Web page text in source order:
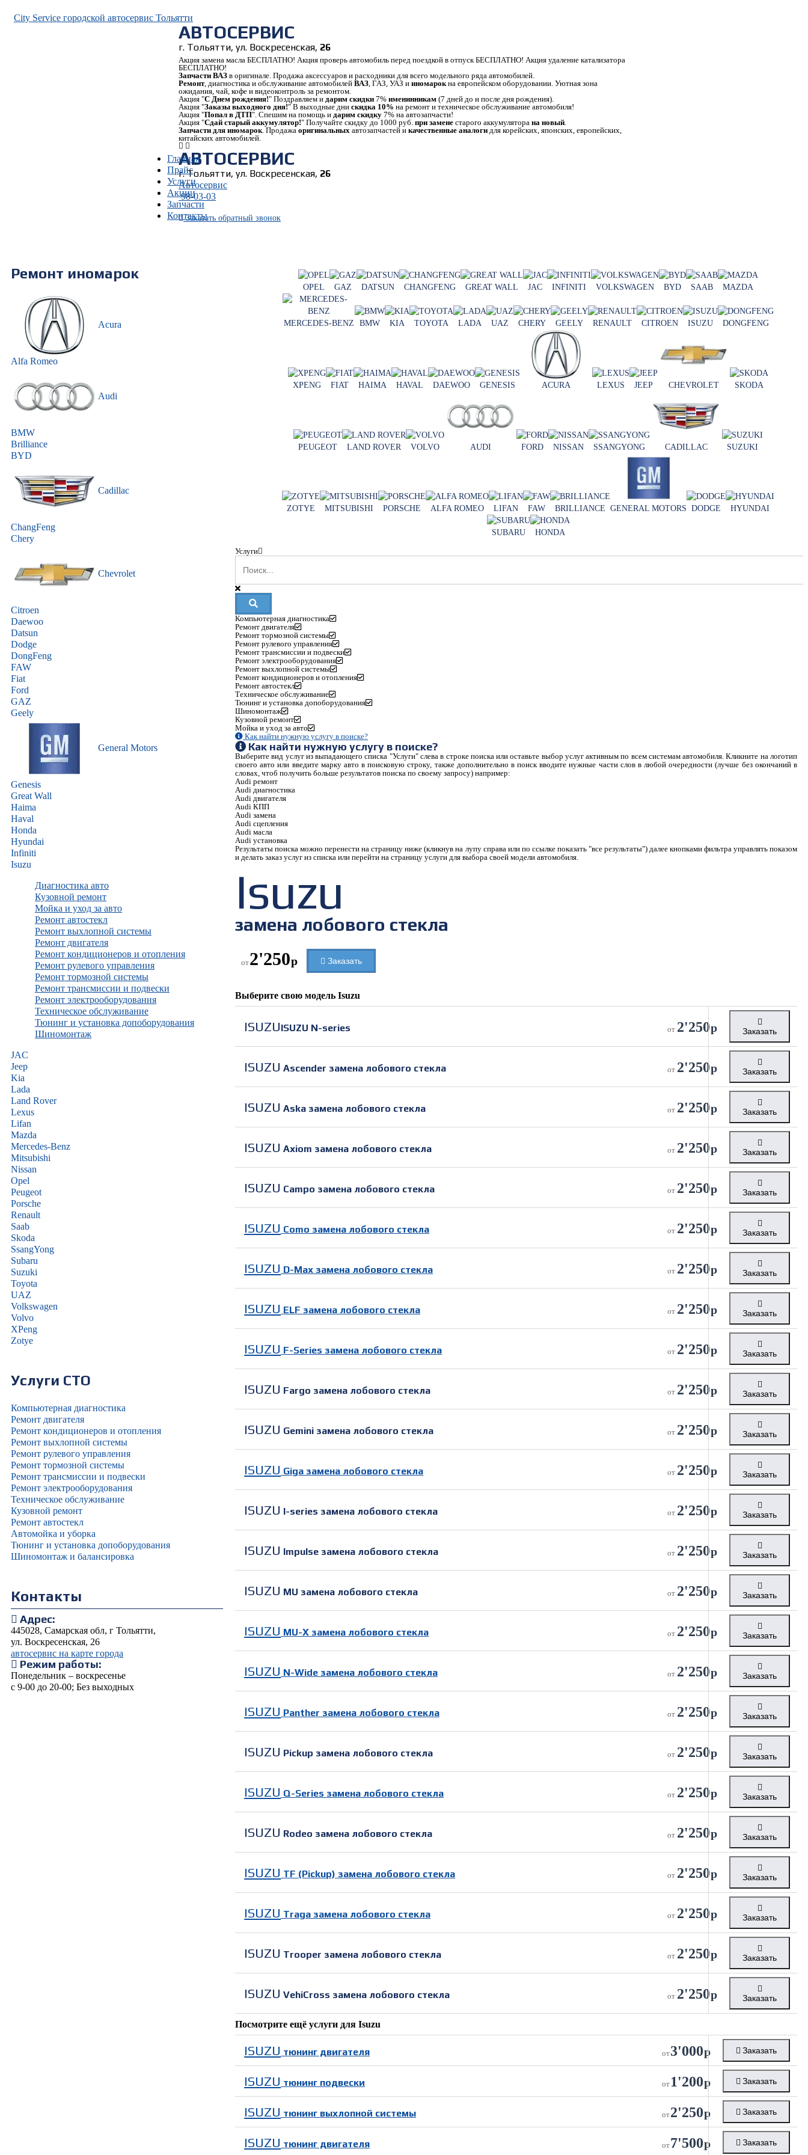
City Service городской автосервис Тольятти
АВТОСЕРВИС
г. Тольятти, ул. Воскресенская, 26
Акция замена масла БЕСПЛАТНО! Акция проверь автомобиль перед поездкой в отпуск БЕСПЛАТНО! Акция удаление катализатора
БЕСПЛАТНО!
Запчасти ВАЗ в оригинале. Продажа аксессуаров и расходники для всего модельного ряда автомобилей.
Ремонт, диагностика и обслуживание автомобилей ВАЗ, ГАЗ, УАЗ и иномарокна европейском оборудовании. Уютная зона
ожидания, чай, кофе и видеоконтроль за ремонтом.
Акция "С Днем рождения!" Поздравляем и дарим скидки 7% именинникам (7 дней до и после дня рождения).
Акция "Заказы выходного дня!" В выходные дни скидка 10% на ремонт и техническое обслуживание автомобиля!
Акция "Попал в ДТП". Спешим на помощь и дарим скидку 7% на автозапчасти!
Акция "Сдай старый аккумулятор!" Получайте скидку до 1000 руб. при замене старого аккумулятора на новый.
Запчасти для иномарок. Продажа оригинальных автозапчастей и качественные аналоги для корейских, японских, европейских,
китайских автомобилей.
АВТОСЕРВИС
г. Тольятти, ул. Воскресенская, 26
Автосервис
98-03-03
Заказать обратный звонок
Главная
Прайс
Услуги
Акции
Запчасти
Контакты
Ремонт иномарок
Acura
Alfa Romeo
Audi
BMW
Brilliance
BYD
Cadillac
ChangFeng
Chery
Chevrolet
Citroen
Daewoo
Datsun
Dodge
DongFeng
FAW
Fiat
Ford
GAZ
Geely
General Motors
Genesis
Great Wall
Haima
Haval
Honda
Hyundai
Infiniti
Isuzu
Диагностика авто
Кузовной ремонт
Мойка и уход за авто
Ремонт автостекл
Ремонт выхлопной системы
Ремонт двигателя
Ремонт кондиционеров и отопления
Ремонт рулевого управления
Ремонт тормозной системы
Ремонт трансмиссии и подвески
Ремонт электрооборудования
Техническое обслуживание
Тюнинг и установка допоборудования
Шиномонтаж
JAC
Jeep
Kia
Lada
Land Rover
Lexus
Lifan
Mazda
Mercedes-Benz
Mitsubishi
Nissan
Opel
Peugeot
Porsche
Renault
Saab
Skoda
SsangYong
Subaru
Suzuki
Toyota
UAZ
Volkswagen
Volvo
XPeng
Zotye
Услуги СТО
Компьютерная диагностика
Ремонт двигателя
Ремонт кондиционеров и отопления
Ремонт выхлопной системы
Ремонт рулевого управления
Ремонт тормозной системы
Ремонт трансмиссии и подвески
Ремонт электрооборудования
Техническое обслуживание
Кузовной ремонт
Ремонт автостекл
Автомойка и уборка
Тюнинг и установка допоборудования
Шиномонтаж и балансировка
Контакты
Адрес:
445028, Самарская обл, г Тольятти,
ул. Воскресенская, 26
автосервис на карте города
Режим работы:
Понедельник – воскресенье
с 9-00 до 20-00; Без выходных
OPEL GAZ DATSUN CHANGFENG GREAT WALL JAC INFINITI VOLKSWAGEN BYD SAAB MAZDA
MERCEDES-BENZ BMW KIA TOYOTA LADA UAZ CHERY GEELY RENAULT CITROEN ISUZU DONGFENG
XPENG FIAT HAIMA HAVAL DAEWOO GENESIS ACURA LEXUS JEEP CHEVROLET SKODA
PEUGEOT LAND ROVER VOLVO AUDI FORD NISSAN SSANGYONG CADILLAC SUZUKI
ZOTYE MITSUBISHI PORSCHE ALFA ROMEO LIFAN FAW BRILLIANCE GENERAL MOTORS DODGE HYUNDAI
SUBARU HONDA
Услуги
Компьютерная диагностика
Ремонт двигателя
Ремонт тормозной системы
Ремонт рулевого управления
Ремонт трансмиссии и подвески
Ремонт электрооборудования
Ремонт выхлопной системы
Ремонт кондиционеров и отопления
Ремонт автостекл
Техническое обслуживание
Тюнинг и установка допоборудования
Шиномонтаж
Кузовной ремонт
Мойка и уход за авто
Как найти нужную услугу в поиске?
Как найти нужную услугу в поиске?
Выберите вид услуг из выпадающего списка "Услуги" слева в строке поиска или оставьте выбор услуг активным по всем системам автомобиля. Кликните на логотип
своего авто или введите марку авто в поисковую строку, также дополнительно в поиск вводите нужные части слов в любой очередности (лучше без окончаний в
словах, чтоб получить больше результатов поиска по своему запросу) например:
Audi ремонт
Audiдиагностика
Audiдвигателя
AudiКПП
Audiзамена
Audiсцепления
Audiмасла
Audiустановка
Результаты поиска можно перенести на страницу ниже (кликнув на лупу справа или по ссылке показать "все результаты") далее кнопками фильтра управлять показом
и делать заказ услуг из списка или перейти на страницу услуги для выбора своей модели автомобиля.
Isuzu
замена лобового стекла
от2'250р Заказать
Выберите свою модельIsuzu
ISUZUISUZU N-series от 2'250р Заказать
ISUZU Ascender замена лобового стекла от 2'250р Заказать
ISUZU Aska замена лобового стекла от 2'250р Заказать
ISUZU Axiom замена лобового стекла от 2'250р Заказать
ISUZU Campo замена лобового стекла от 2'250р Заказать
ISUZU Como замена лобового стекла от 2'250р Заказать
ISUZU D-Max замена лобового стекла от 2'250р Заказать
ISUZU ELF замена лобового стекла от 2'250р Заказать
ISUZU F-Series замена лобового стекла от 2'250р Заказать
ISUZU Fargo замена лобового стекла от 2'250р Заказать
ISUZU Gemini замена лобового стекла от 2'250р Заказать
ISUZU Giga замена лобового стекла от 2'250р Заказать
ISUZU I-series замена лобового стекла от 2'250р Заказать
ISUZU Impulse замена лобового стекла от 2'250р Заказать
ISUZU MU замена лобового стекла от 2'250р Заказать
ISUZU MU-X замена лобового стекла от 2'250р Заказать
ISUZU N-Wide замена лобового стекла от 2'250р Заказать
ISUZU Panther замена лобового стекла от 2'250р Заказать
ISUZU Pickup замена лобового стекла от 2'250р Заказать
ISUZU Q-Series замена лобового стекла от 2'250р Заказать
ISUZU Rodeo замена лобового стекла от 2'250р Заказать
ISUZU TF (Pickup) замена лобового стекла от 2'250р Заказать
ISUZU Traga замена лобового стекла от 2'250р Заказать
ISUZU Trooper замена лобового стекла от 2'250р Заказать
ISUZU VehiCross замена лобового стекла от 2'250р Заказать
Посмотрите ещё услуги дляIsuzu
ISUZU тюнинг двигателя от3'000р Заказать
ISUZU тюнинг подвески от 1'200р Заказать
ISUZU тюнинг выхлопной системы от2'250р Заказать
ISUZU тюнинг двигателя от7'500р Заказать